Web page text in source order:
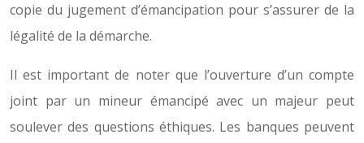
copie du jugement d’émancipation pour s’assurer de la
légalité de la démarche.
Il est important de noter que l’ouverture d’un compte
joint par un mineur émancipé avec un majeur peut
soulever des questions éthiques. Les banques peuvent